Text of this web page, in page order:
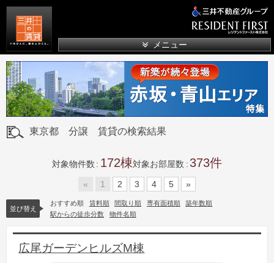
メニュー
東京都 分譲 賃貸の検索結果
対象物件数 172 対象お部屋数 373
« 1 2 3 4 5 »
並び替え
おすすめ順 賃料順 間取り順 専有面積順
築年数順
駅からの徒歩分数
物件名順
広尾ガーデンヒルズM棟